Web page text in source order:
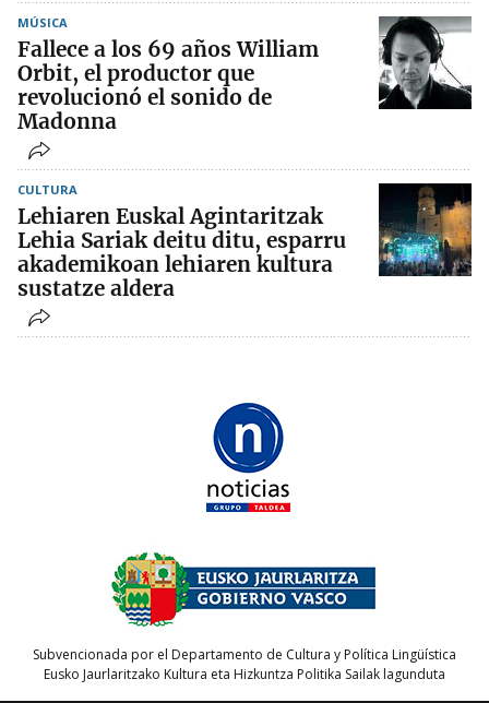
MÚSICA
Fallece a los 69 años William
Orbit, el productor que
revolucionó el sonido de
Madonna
CULTURA
Lehiaren Euskal Agintaritzak
Lehia Sariak deitu ditu, esparru
akademikoan lehiaren kultura
sustatze aldera
Subvencionada por el Departamento de Cultura y Política Lingüística
Eusko Jaurlaritzako Kultura eta Hizkuntza Politika Sailak lagunduta